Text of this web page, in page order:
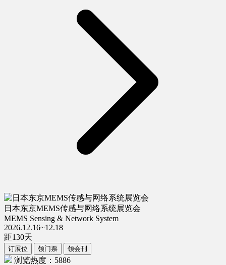
日本东京MEMS传感与网络系统展览会
MEMS Sensing & Network System
2026.12.16~12.18
距130天
订展位 领门票 领会刊
浏览热度：5886